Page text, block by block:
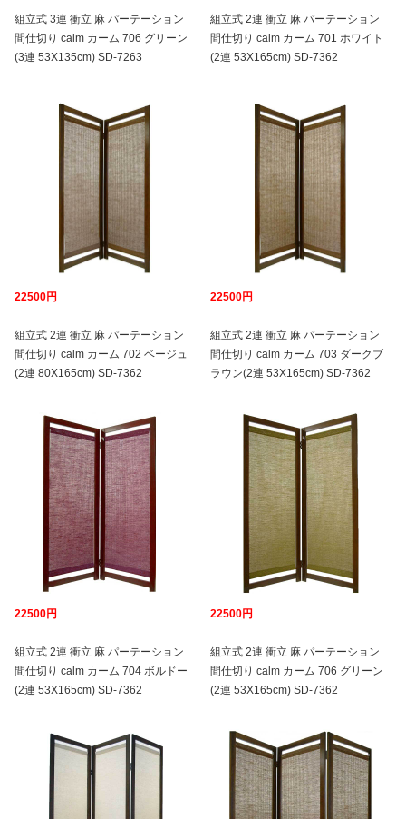
組立式 3連 衝立 麻 パーテーション
間仕切り calm カーム 706 グリーン
(3連 53X135cm) SD-7263
組立式 2連 衝立 麻 パーテーション
間仕切り calm カーム 701 ホワイト
(2連 53X165cm) SD-7362
22500円
組立式 2連 衝立 麻 パーテーション
間仕切り calm カーム 702 ベージュ
(2連 80X165cm) SD-7362
22500円
組立式 2連 衝立 麻 パーテーション
間仕切り calm カーム 703 ダークブ
ラウン(2連 53X165cm) SD-7362
22500円
組立式 2連 衝立 麻 パーテーション
間仕切り calm カーム 704 ボルドー
(2連 53X165cm) SD-7362
22500円
組立式 2連 衝立 麻 パーテーション
間仕切り calm カーム 706 グリーン
(2連 53X165cm) SD-7362